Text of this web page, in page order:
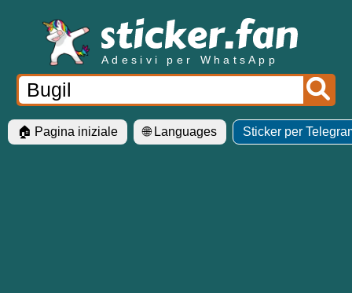
Adesivi per WhatsApp
🏠 Pagina iniziale 🌐 Languages Sticker per